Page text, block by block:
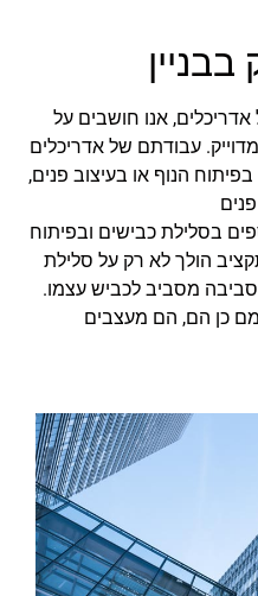
אנו חושבים על
מדוייק. עבודתם של אדריכלים
הנוף או בעיצוב פנים,
בסלילת כבישים ובפיתוח
הולך לא רק על סלילת
מסביב לכביש עצמו.
כן הם, הם מעצבים